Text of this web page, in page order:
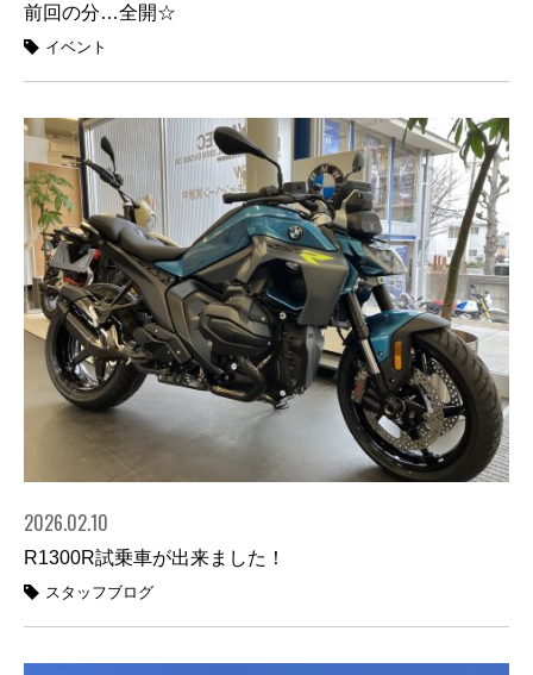
前回の分…全開☆
イベント
2026.02.10
R1300R試乗車が出来ました！
スタッフブログ